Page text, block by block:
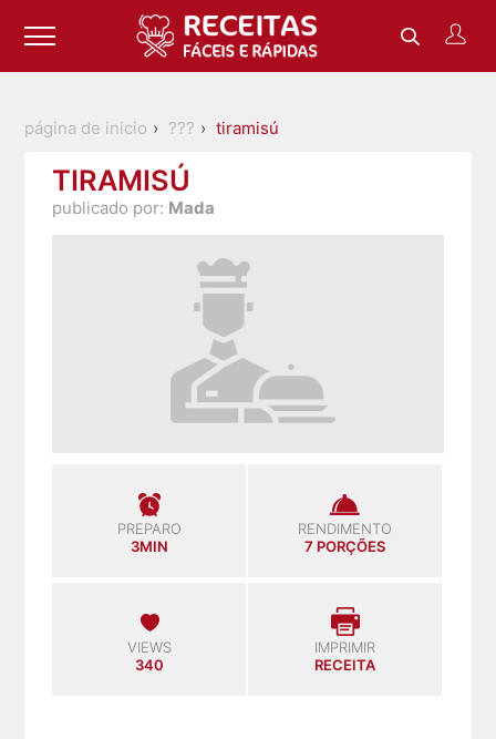
página de inicio ??? tiramisú
TIRAMISÚ
publicado por: Mada
PREPARO
3MIN
RENDIMENTO
7 PORÇÕES
VIEWS
340
IMPRIMIR
RECEITA